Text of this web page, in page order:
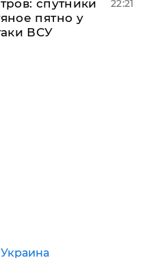
спутники
пятно у
ВСУ
22:21
Украина